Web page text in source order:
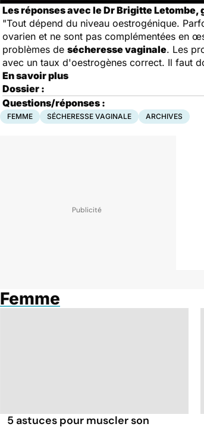
Les réponses avec le Dr Brigitte
"Tout dépend du niveau oestrogénique.
ovarien et ne sont pas complémentées en
problèmes de sécheresse vaginale. Les
avec un taux d'oestrogènes correct. Il faut
En savoir plus
Dossier :
Questions/réponses :
FEMME SÉCHERESSE VAGINALE ARCHIVES
Femme
5 astuces pour muscler son